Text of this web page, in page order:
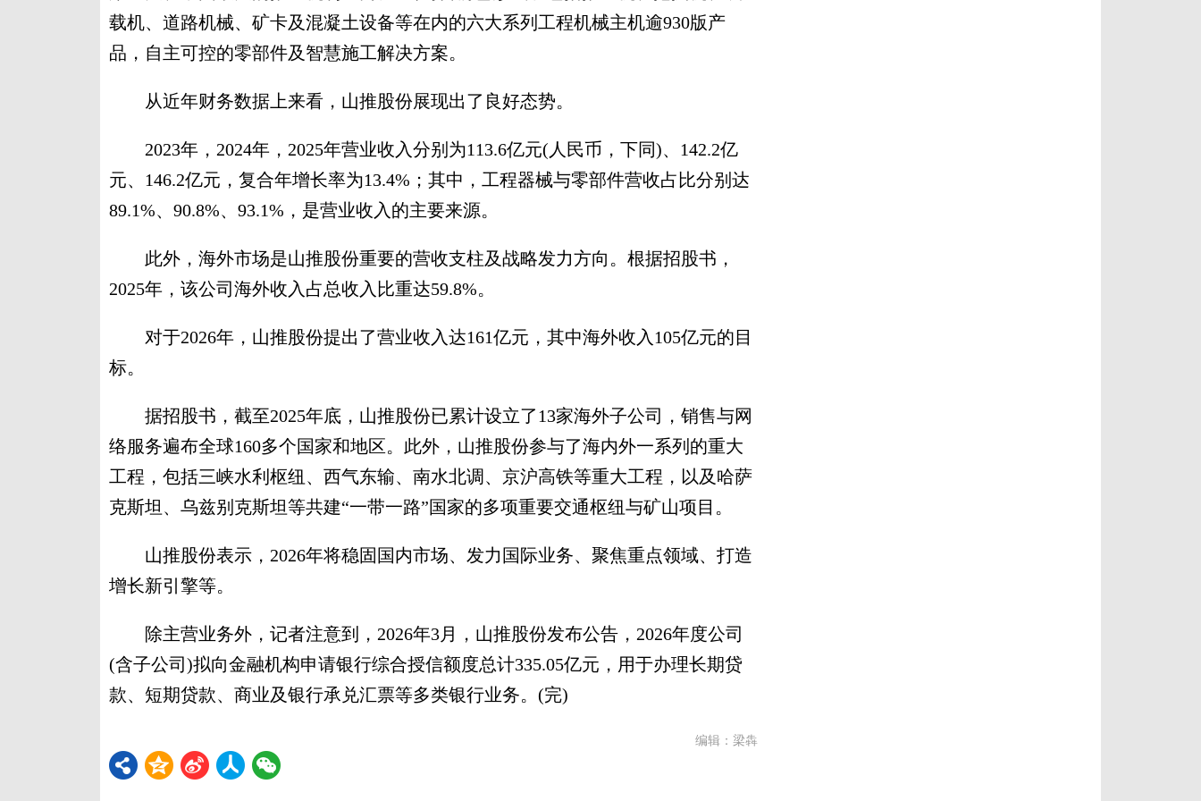
载机、道路机械、矿卡及混凝土设备等在内的六大系列工程机械主机逾930版产
品，自主可控的零部件及智慧施工解决方案。
从近年财务数据上来看，山推股份展现出了良好态势。
2023年，2024年，2025年营业收入分别为113.6亿元(人民币，下同)、142.2亿
元、146.2亿元，复合年增长率为13.4%；其中，工程器械与零部件营收占比分别达
89.1%、90.8%、93.1%，是营业收入的主要来源。
此外，海外市场是山推股份重要的营收支柱及战略发力方向。根据招股书，
2025年，该公司海外收入占总收入比重达59.8%。
对于2026年，山推股份提出了营业收入达161亿元，其中海外收入105亿元的目
标。
据招股书，截至2025年底，山推股份已累计设立了13家海外子公司，销售与网
络服务遍布全球160多个国家和地区。此外，山推股份参与了海内外一系列的重大
工程，包括三峡水利枢纽、西气东输、南水北调、京沪高铁等重大工程，以及哈萨
克斯坦、乌兹别克斯坦等共建“一带一路”国家的多项重要交通枢纽与矿山项目。
山推股份表示，2026年将稳固国内市场、发力国际业务、聚焦重点领域、打造
增长新引擎等。
除主营业务外，记者注意到，2026年3月，山推股份发布公告，2026年度公司
(含子公司)拟向金融机构申请银行综合授信额度总计335.05亿元，用于办理长期贷
款、短期贷款、商业及银行承兑汇票等多类银行业务。(完)
编辑：梁犇